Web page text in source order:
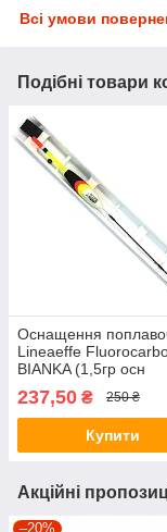
Всі умови
Подібні товари
Оснащення
Lineaeffe
BIANKA (1,5гр осн
гачок№16) 7852015/
237,50 ₴ 250 ₴
Купити
Акційні
–20%